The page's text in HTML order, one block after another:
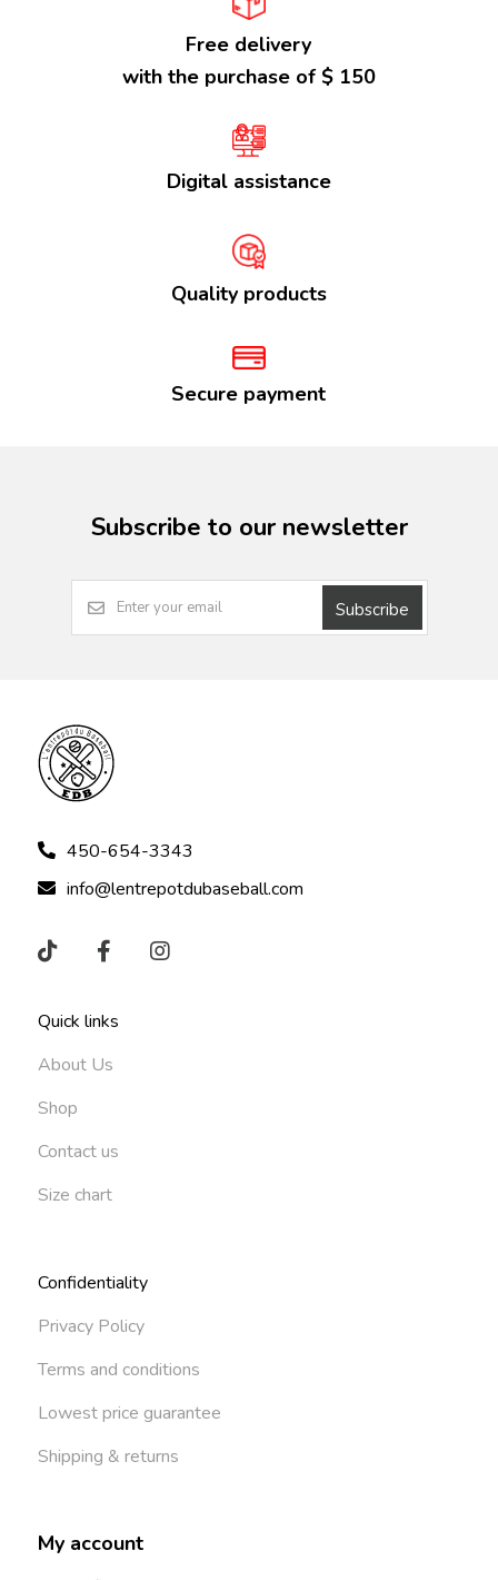
Free delivery
with the purchase of $ 150
Digital assistance
Quality products
Secure payment
Subscribe to our newsletter
Subscribe
450-654-3343
info@lentrepotdubaseball.com
Quick links
About Us
Shop
Contact us
Size chart
Confidentiality
Privacy Policy
Terms and conditions
Lowest price guarantee
Shipping & returns
My account